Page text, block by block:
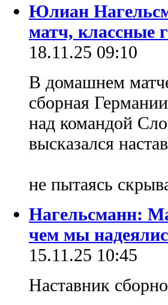
Юлиан
матч, классные
18.11.25 09:10
В домашнем
сборная
над командой
высказался
не пытаясь
Нагельсманн:
чем мы
15.11.25 10:45
Наставник